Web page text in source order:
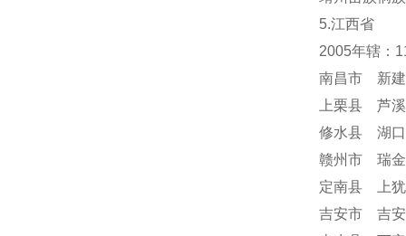
5.江西省
2005年辖：
南昌市 新
上栗县 芦
修水县 湖
赣州市 瑞
定南县 上
吉安市 吉